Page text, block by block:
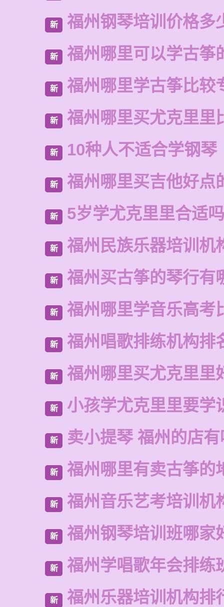
新 福州钢琴培训价格多
新 福州哪里可以学古筝
新 福州哪里学古筝比较
新 福州哪里买尤克里里
新 10种人不适合学钢琴
新 福州哪里买吉他好点
新 5岁学尤克里里合适
新 福州民族乐器培训机
新 福州买古筝的琴行有
新 福州哪里学音乐高考
新 福州唱歌排练机构排
新 福州哪里买尤克里里
新 小孩学尤克里里要学
新 卖小提琴 福州的店
新 福州哪里有卖古筝的
新 福州音乐艺考培训机
新 福州钢琴培训班哪家
新 福州学唱歌年会排练
新 福州乐器培训机构排